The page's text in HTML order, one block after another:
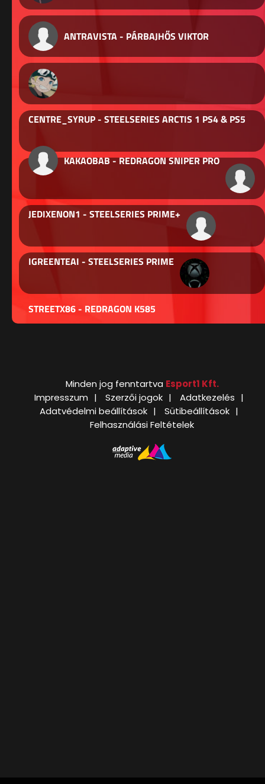
ANTRAVISTA - PÁRBAJHŐS VIKTOR
CENTRE_SYRUP - STEELSERIES ARCTIS 1 PS4 & PS5
KAKAOBAB - REDRAGON SNIPER PRO
JEDIXENON1 - STEELSERIES PRIME+
IGREENTEAI - STEELSERIES PRIME
STREETX86 - REDRAGON K585
Minden jog fenntartva Esport1 Kft.
Impresszum
Szerzői jogok
Adatkezelés
Adatvédelmi beállítások
Sütibeállítások
Felhasználási Feltételek